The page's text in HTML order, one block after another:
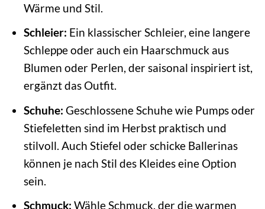
Wärme und Stil.
Schleier: Ein klassischer Schleier, eine langere
Schleppe oder auch ein Haarschmuck aus
Blumen oder Perlen, der saisonal inspiriert ist,
ergänzt das Outfit.
Schuhe: Geschlossene Schuhe wie Pumps oder
Stiefeletten sind im Herbst praktisch und
stilvoll. Auch Stiefel oder schicke Ballerinas
können je nach Stil des Kleides eine Option
sein.
Schmuck: Wähle Schmuck, der die warmen